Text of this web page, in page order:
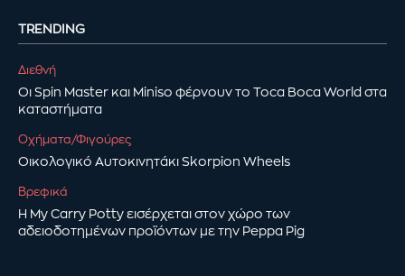
TRENDING
Διεθνή
Οι Spin Master και Miniso φέρνουν το Toca Boca World στα
καταστήματα
Οχήματα/Φιγούρες
Οικολογικό Αυτοκινητάκι Skorpion Wheels
Βρεφικά
Η My Carry Potty εισέρχεται στον χώρο των
αδειοδοτημένων προϊόντων με την Peppa Pig